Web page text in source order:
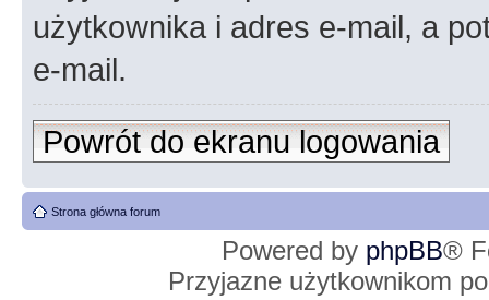
użytkownika i adres e-mail, a
e-mail.
Powrót do ekranu logowania
Strona główna forum
Powered by phpBB®
Przyjazne użytkownikom